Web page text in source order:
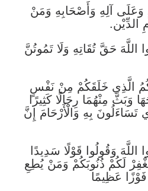
آلِهِ وَأَصْحَابِهِ وَمَنْ
الدِّيْن.
اللَّهَ حَقَّ تُقَاتِهِ وَلَا تَمُوتُنَّ
الَّذِي خَلَقَكُمْ مِنْ نَفْسٍ
وَبَثَّ مِنْهُمَا رِجَالًا كَثِيرًا
تَسَاءَلُونَ بِهِ وَالْأَرْحَامَ إِنَّ
اللَّهَ وَقُولُوا قَوْلًا سَدِيدًا
لَكُمْ ذُنُوبَكُمْ وَمَنْ يُطِعِ
عَظِيمًا